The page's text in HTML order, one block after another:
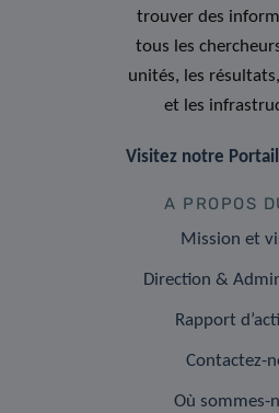
trouver des
tous les
unités, les
et les
Visitez notre
A PROPOS
Mission et
Direction &
Rapport
Contactez-
Où sommes-